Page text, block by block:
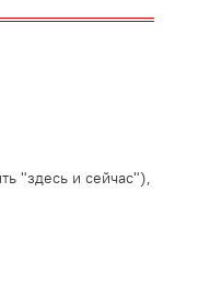
"здесь и сейчас"),